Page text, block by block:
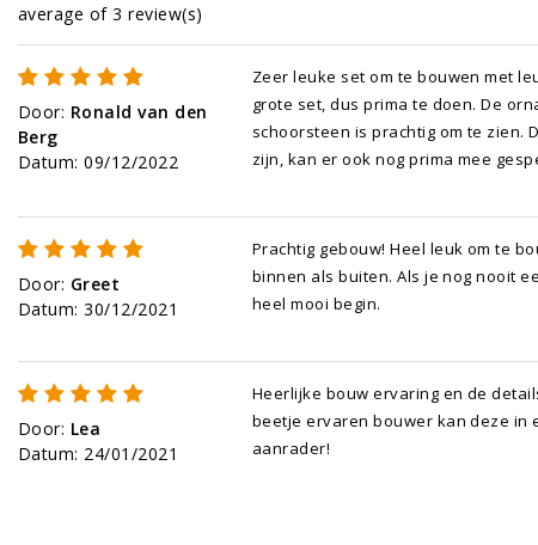
average of 3 review(s)
Door: Ronald van den
Berg
Datum:09/12/2022
Zeer leuke set om te bouwen met
grote set, dus prima te doen. De
schoorsteen is prachtig om te zien.
zijn, kan er ook nog prima mee
Door: Greet
Datum:30/12/2021
Prachtig gebouw! Heel leuk om te
binnen als buiten. Als je nog nooit
heel mooi begin.
Door: Lea
Datum: 24/01/2021
Heerlijke bouw ervaring en de
beetje ervaren bouwer kan deze in
aanrader!